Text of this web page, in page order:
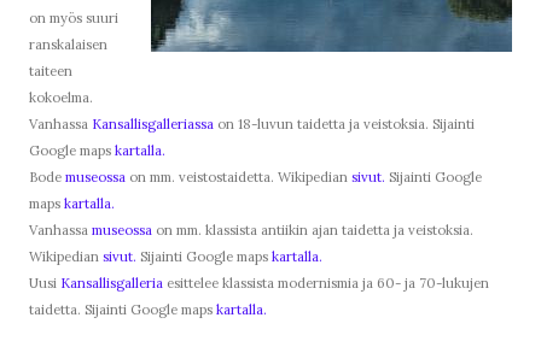
on myös suuri
ranskalaisen
taiteen
kokoelma.
Vanhassa Kansallisgalleriassa on 18-luvun taidetta ja veistoksia. Sijainti
Google maps kartalla.
Bode museossa on mm. veistostaidetta. Wikipedian sivut. Sijainti Google
maps kartalla.
Vanhassa museossa on mm. klassista antiikin ajan taidetta ja veistoksia.
Wikipedian sivut. Sijainti Google maps kartalla.
Uusi Kansallisgalleria esittelee klassista modernismia ja 60- ja 70-lukujen
taidetta. Sijainti Google maps kartalla.